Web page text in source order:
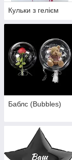
Кульки з гелієм
Баблс (Bubbles)